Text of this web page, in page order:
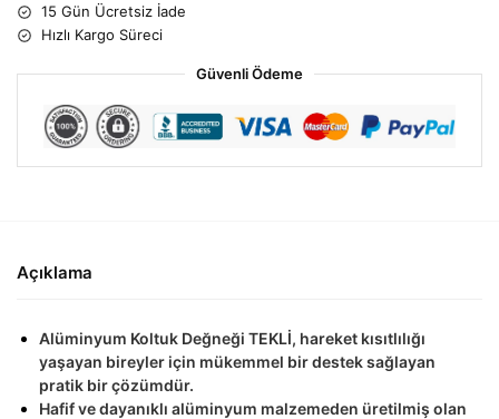
15 Gün Ücretsiz İade
Hızlı Kargo Süreci
Güvenli Ödeme
Açıklama
Alüminyum Koltuk Değneği TEKLİ, hareket kısıtlılığı
yaşayan bireyler için mükemmel bir destek sağlayan
pratik bir çözümdür.
Hafif ve dayanıklı alüminyum malzemeden üretilmiş olan